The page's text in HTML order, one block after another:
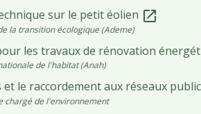
sur le petit éolien open_in_new
la transition écologique (Ademe)
les travaux de rénovation
de l'habitat (Anah)
et le raccordement aux réseaux
chargé de l'environnement